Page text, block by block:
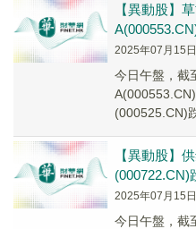
【異動股】
2025年07月15
今日午盤，截
(000525.CN)
【異動股】
(000722.CN)
2025年07月15
今日午盤，截